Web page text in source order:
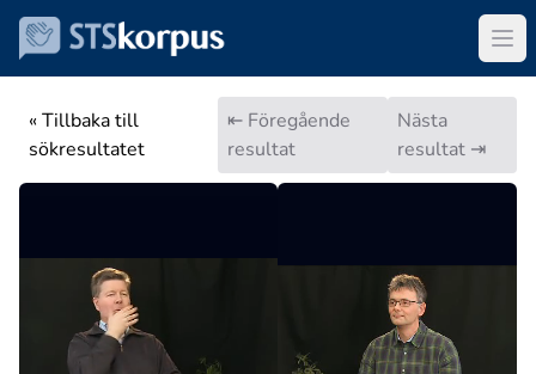
« Tillbaka till
sökresultatet
⇤ Föregående
resultat
Nästa
resultat ⇥